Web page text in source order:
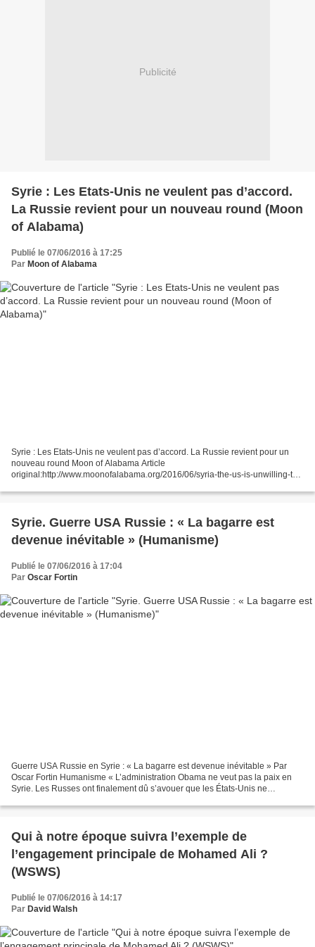
Publicité
Syrie : Les Etats-Unis ne veulent pas d’accord.
La Russie revient pour un nouveau round (Moon
of Alabama)
Publié le 07/06/2016 à 17:25
Par Moon of Alabama
Syrie : Les Etats-Unis ne veulent pas d’accord. La Russie revient pour un
nouveau round Moon of Alabama Article
original:http://www.moonofalabama.org/2016/06/syria-the-us-is-unwilling-to-
Syrie. Guerre USA Russie : « La bagarre est
devenue inévitable » (Humanisme)
Publié le 07/06/2016 à 17:04
Par Oscar Fortin
Guerre USA Russie en Syrie : « La bagarre est devenue inévitable » Par
Oscar Fortin Humanisme « L’administration Obama ne veut pas la paix en
Syrie. Les Russes ont finalement dû s’avouer que les États-Unis ne
Qui à notre époque suivra l’exemple de
l’engagement principale de Mohamed Ali ?
(WSWS)
Publié le 07/06/2016 à 14:17
Par David Walsh